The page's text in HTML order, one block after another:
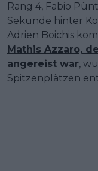
Rang 4, Fabio
Sekunde hinter
Adrien Boichis
Mathis Azzaro,
angereist war,
Spitzenplätzen